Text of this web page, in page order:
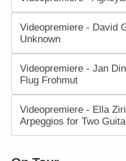
Videopremiere - David
Unknown
Videopremiere - Jan
Flug Frohmut
Videopremiere - Ella
Arpeggios for Two